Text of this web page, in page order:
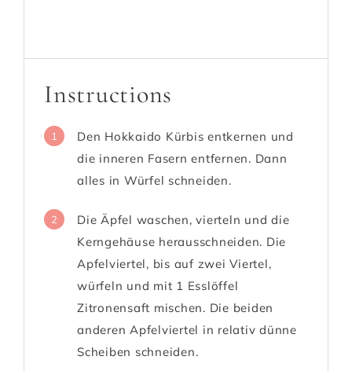
Instructions
1
Den Hokkaido Kürbis entkernen und
die inneren Fasern entfernen. Dann
alles in Würfel schneiden.
2
Die Äpfel waschen, vierteln und die
Kerngehäuse herausschneiden. Die
Apfelviertel, bis auf zwei Viertel,
würfeln und mit 1 Esslöffel
Zitronensaft mischen. Die beiden
anderen Apfelviertel in relativ dünne
Scheiben schneiden.